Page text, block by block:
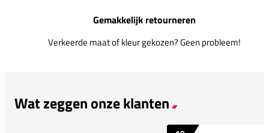
Gemakkelijk retourneren
Verkeerde maat of kleur gekozen? Geen probleem!
Wat zeggen onze klanten